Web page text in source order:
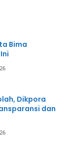
Bima
Dikpora
dan